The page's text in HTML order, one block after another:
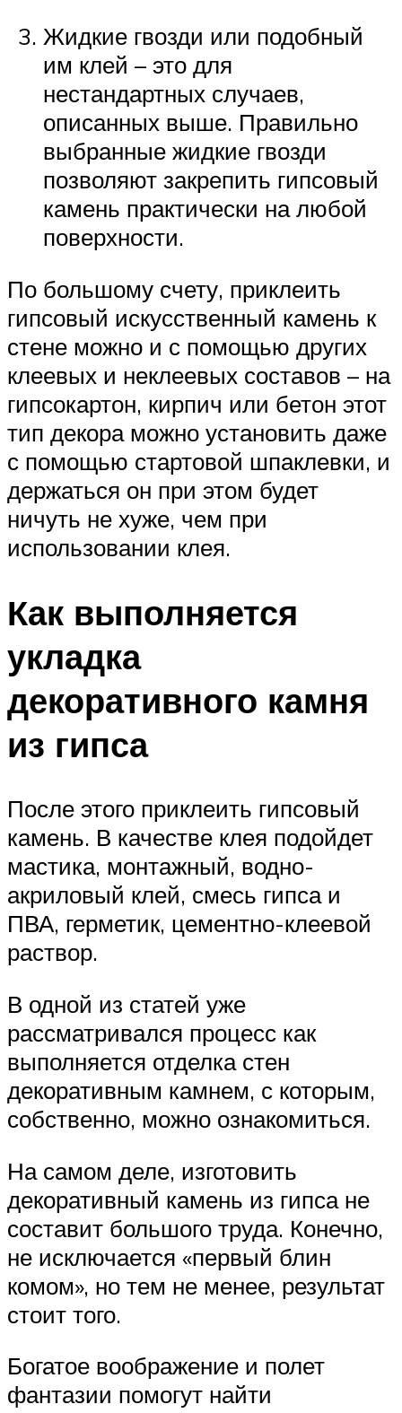
Жидкие гвозди или подобный
им клей – это для
нестандартных случаев,
описанных выше. Правильно
выбранные жидкие гвозди
позволяют закрепить гипсовый
камень практически на любой
поверхности.
По большому счету, приклеить
гипсовый искусственный камень к
стене можно и с помощью других
клеевых и неклеевых составов – на
гипсокартон, кирпич или бетон этот
тип декора можно установить даже
с помощью стартовой шпаклевки, и
держаться он при этом будет
ничуть не хуже, чем при
использовании клея.
Как выполняется
укладка
декоративного камня
из гипса
После этого приклеить гипсовый
камень. В качестве клея подойдет
мастика, монтажный, водно-
акриловый клей, смесь гипса и
ПВА, герметик, цементно-клеевой
раствор.
В одной из статей уже
рассматривался процесс как
выполняется отделка стен
декоративным камнем, с которым,
собственно, можно ознакомиться.
На самом деле, изготовить
декоративный камень из гипса не
составит большого труда. Конечно,
не исключается «первый блин
комом», но тем не менее, результат
стоит того.
Богатое воображение и полет
фантазии помогут найти